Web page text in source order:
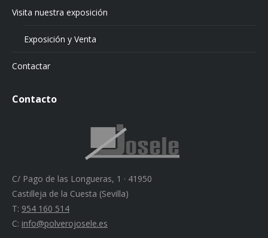
Visita nuestra exposición
Exposición y Venta
Contactar
Contacto
C/ Pago de las Longueras, 1 · 41950
Castilleja de la Cuesta (Sevilla)
T: 954 160 514
C: info@polverojosele.es